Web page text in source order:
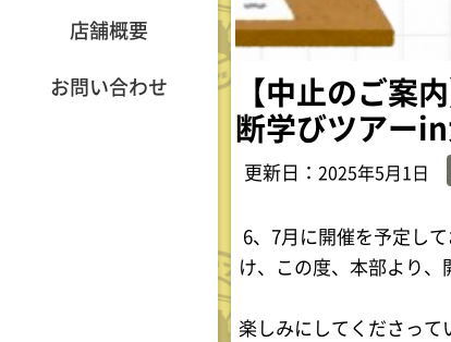
店舗概要
お問い合わせ
【中止のご案
断学びツアー
更新日： 2025年5月1日
6、7月に開催を予定し
け、この度、本部より
楽しみにしてくださって